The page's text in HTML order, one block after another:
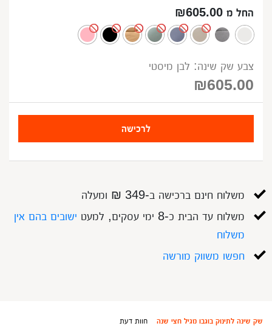
החל מ ₪605.00
צבע שק שינה: לבן מיסטי
₪605.00
לרכישה
משלוח חינם ברכישה ב-349 ₪ ומעלה
משלוח עד הבית כ-8 ימי עסקים, למעט
ישובים בהם אין
משלוח
חפשו משווק מורשה
שק שינה לתינוק בוגבו מגיל חצי שנה חוות דעת